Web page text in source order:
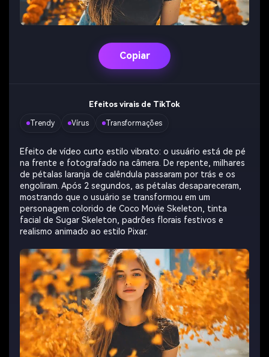
Copiar
Efeitos virais de TikTok
Trendy Vírus Transformações
Efeito de vídeo curto estilo vibrato: o usuário está de pé
na frente e fotografado na câmera. De repente, milhares
de pétalas laranja de calêndula passaram por trás e os
engoliram. Após 2 segundos, as pétalas desapareceram,
mostrando que o usuário se transformou em um
personagem colorido de Coco Movie Skeleton, tinta
facial de Sugar Skeleton, padrões florais festivos e
realismo animado ao estilo Pixar.
Crie imagens com
IA sem limites.
100% grátis!
Comece Grátis →